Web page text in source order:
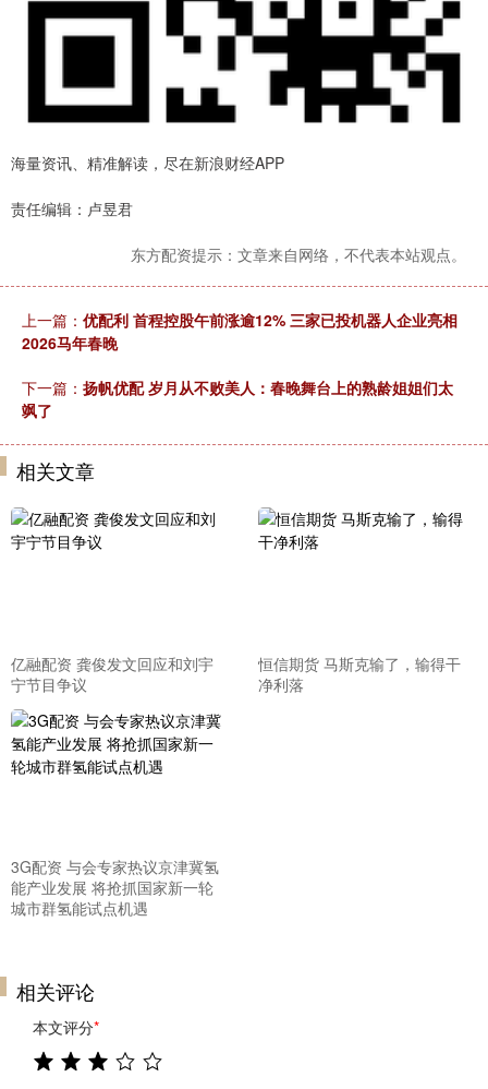
海量资讯、精准解读，尽在新浪财经APP
责任编辑：卢昱君
东方配资提示：文章来自网络，不代表本站观点。
上一篇： 优配利 首程控股午前涨逾12% 三家已投机器人企业亮相
2026马年春晚
下一篇： 扬帆优配 岁月从不败美人：春晚舞台上的熟龄姐姐们太
飒了
相关文章
亿融配资 龚俊发文回应和刘宇
宁节目争议
恒信期货 马斯克输了，输得干
净利落
3G配资 与会专家热议京津冀氢
能产业发展 将抢抓国家新一轮
城市群氢能试点机遇
相关评论
本文评分*